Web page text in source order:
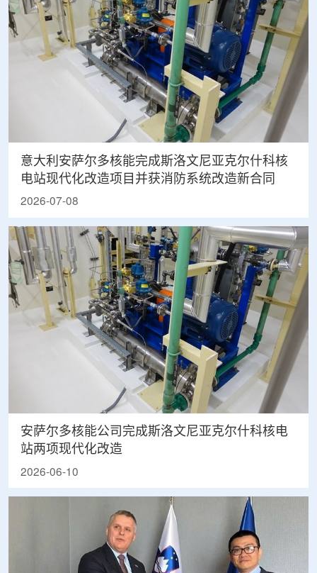
意大利安萨尔多核能完成斯洛文尼亚克尔什科核
电站现代化改造项目并获消防系统改造新合同
2026-07-08
安萨尔多核能公司完成斯洛文尼亚克尔什科核电
站两项现代化改造
2026-06-10